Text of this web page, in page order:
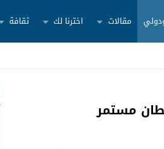
مقالات اخترنا لك ثقافة